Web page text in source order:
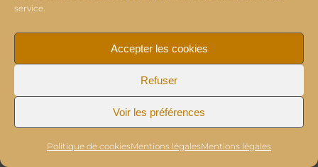
service.
Accepter les cookies
Refuser
Voir les préférences
Politique de cookiesMentions légalesMentions légales